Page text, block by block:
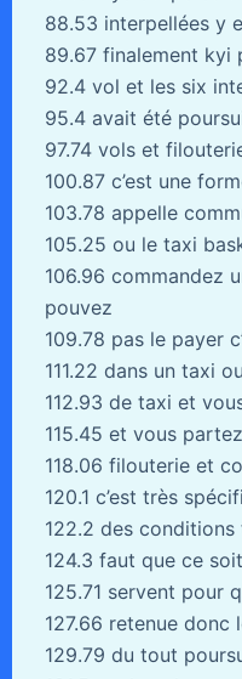
88.53 interpellées y
89.67 finalement kyi
92.4 vol et les six
95.4 avait été
97.74 vols et
100.87 c’est une
103.78 appelle
105.25 ou le taxi
106.96 commandez
pouvez
109.78 pas le payer
111.22 dans un taxi
112.93 de taxi et
115.45 et vous
118.06 filouterie et
120.1 c’est très
122.2 des
124.3 faut que ce
125.71 servent pour
127.66 retenue
129.79 du tout